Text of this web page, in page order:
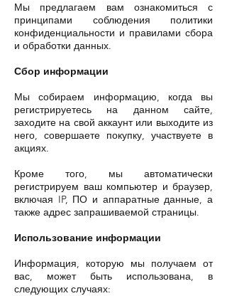
Мы предлагаем вам ознакомиться с
принципами соблюдения политики
конфиденциальности и правилами сбора
и обработки данных.
Сбор информации
Мы собираем информацию, когда вы
регистрируетесь на данном сайте,
заходите на свой аккаунт или выходите из
него, совершаете покупку, участвуете в
акциях.
Кроме того, мы автоматически
регистрируем ваш компьютер и браузер,
включая IP, ПО и аппаратные данные, а
также адрес запрашиваемой страницы.
Использование информации
Информация, которую мы получаем от
вас, может быть использована, в
следующих случаях: